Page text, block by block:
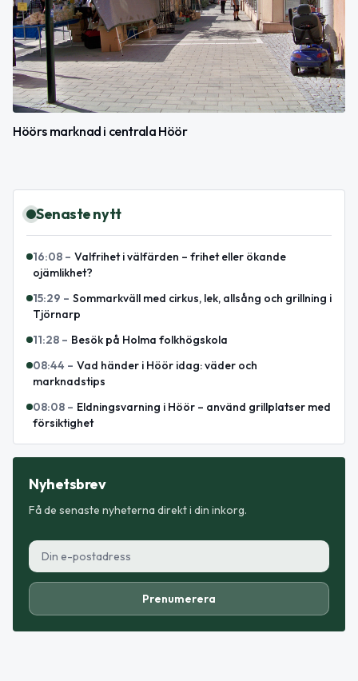
Höörs marknad i centrala Höör
Senaste nytt
16:08 – Valfrihet i välfärden – frihet eller ökande
ojämlikhet?
15:29 – Sommarkväll med cirkus, lek, allsång och grillning i
Tjörnarp
11:28 – Besök på Holma folkhögskola
08:44 – Vad händer i Höör idag: väder och
marknadstips
08:08 – Eldningsvarning i Höör – använd grillplatser med
försiktighet
Nyhetsbrev
Få de senaste nyheterna direkt i din inkorg.
Prenumerera